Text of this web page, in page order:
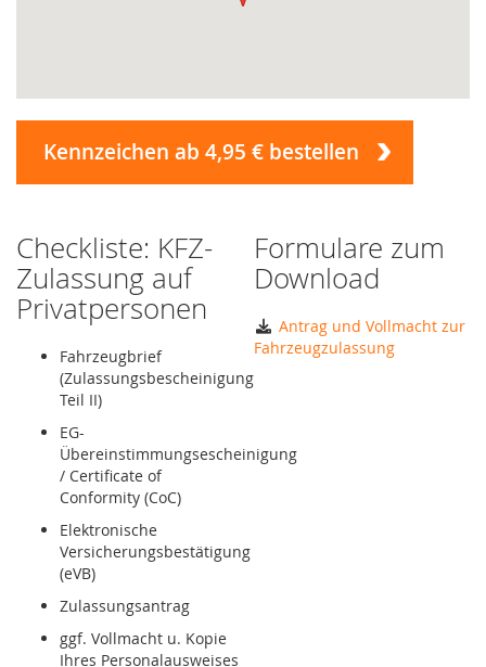
Kennzeichen ab 4,95 € bestellen
Checkliste: KFZ-
Zulassung auf
Privatpersonen
Fahrzeugbrief
(Zulassungsbescheinigung
Teil II)
EG-
Übereinstimmungsescheinigung
/ Certificate of
Conformity (CoC)
Elektronische
Versicherungsbestätigung
(eVB)
Zulassungsantrag
ggf. Vollmacht u. Kopie
Ihres Personalausweises
Formulare zum
Download
Antrag und Vollmacht zur
Fahrzeugzulassung